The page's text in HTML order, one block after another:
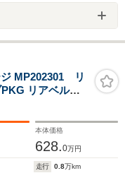
MP202301 リ
リアベルト
本体価格
628.0万円
走行 0.8万km